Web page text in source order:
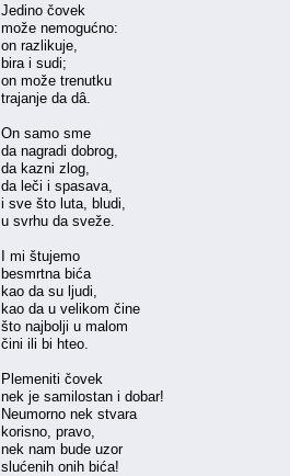
Jedino čovek
može nemogućno:
on razlikuje,
bira i sudi;
on može trenutku
trajanje da dâ.
On samo sme
da nagradi dobrog,
da kazni zlog,
da leči i spasava,
i sve što luta, bludi,
u svrhu da sveže.
I mi štujemo
besmrtna bića
kao da su ljudi,
kao da u velikom čine
što najbolji u malom
čini ili bi hteo.
Plemeniti čovek
nek je samilostan i dobar!
Neumorno nek stvara
korisno, pravo,
nek nam bude uzor
slućenih onih bića!